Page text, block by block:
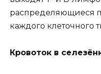
распределяющиеся
каждого клеточного
Кровоток в